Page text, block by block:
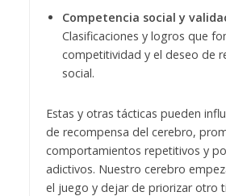
Competencia social y
Clasificaciones y logros que
competitividad y el deseo de
social.
Estas y otras tácticas pueden
de recompensa del cerebro,
comportamientos repetitivos y
adictivos. Nuestro cerebro
el juego y dejar de priorizar otro